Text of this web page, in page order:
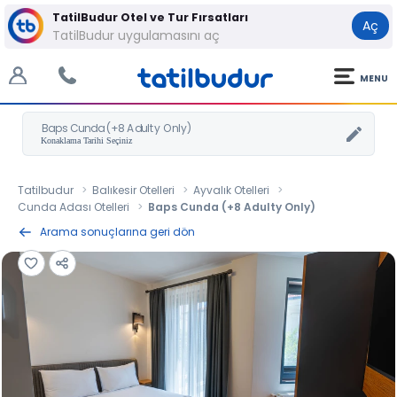
TatilBudur Otel ve Tur Fırsatları
TatilBudur uygulamasını aç
Aç
MENU
Baps Cunda (+8 Adulty Only)
Tatilbudur Balıkesir Otelleri
Ayvalık Otelleri
Cunda Adası Otelleri
Baps Cunda (+8 Adulty Only)
Arama sonuçlarına geri dön